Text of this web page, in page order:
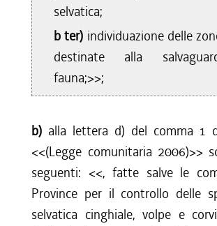
dal 28/07/2012 al 17/10/2012
dal 08/12/2011 al 27/07/2012
dal 28/07/2011 al 07/12/2011
dal 21/07/2011 al 27/07/2011
dal 07/04/2011 al 20/07/2011
dal 28/10/2010 al 31/12/2010
selvatica;
b ter) individuazione delle
destinate alla
fauna;>>;
b) alla lettera d) del comma 1
<<(Legge comunitaria 2006)>>
seguenti: <<, fatte salve le
Province per il controllo delle
selvatica cinghiale, volpe e